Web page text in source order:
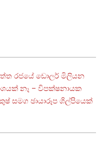
රජයේ ඩොලර් මිලියන
නෑ – විපක්ෂනායක
සමග ඡායාරූප ශිල්පියෙක්